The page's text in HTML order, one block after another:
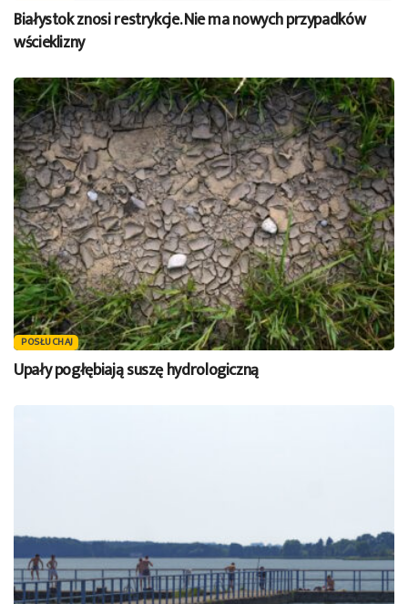
Białystok znosi restrykcje. Nie ma nowych przypadków
wścieklizny
POSŁUCHAJ
Upały pogłębiają suszę hydrologiczną